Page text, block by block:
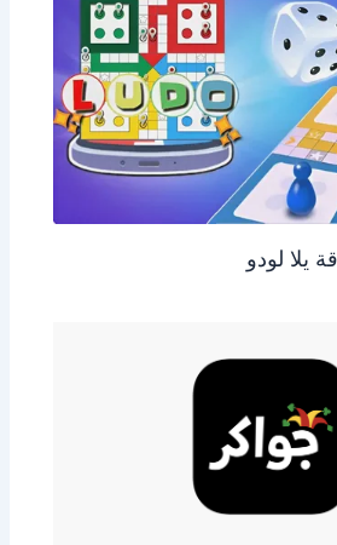
يلا لودو